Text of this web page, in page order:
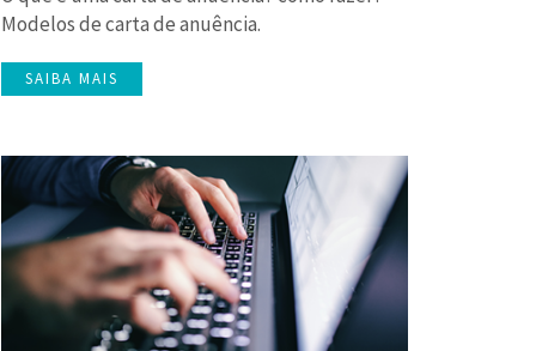
Modelos de carta de anuência.
SAIBA MAIS